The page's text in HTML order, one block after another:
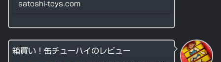
satoshi-toys.com
箱買い！缶チューハイのレビュー